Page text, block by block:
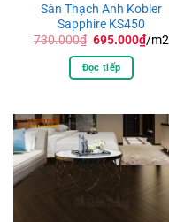
Sàn Thạch Anh Kobler
Sapphire KS450
730.000₫ Giá
là:
730.000₫.
695.000₫Giá
hiện
/m2
Đọc tiếp